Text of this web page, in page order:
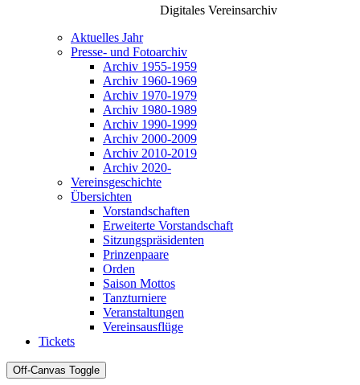
Digitales Vereinsarchiv
Aktuelles Jahr
Presse- und Fotoarchiv
Archiv 1955-1959
Archiv 1960-1969
Archiv 1970-1979
Archiv 1980-1989
Archiv 1990-1999
Archiv 2000-2009
Archiv 2010-2019
Archiv 2020-
Vereinsgeschichte
Übersichten
Vorstandschaften
Erweiterte Vorstandschaft
Sitzungspräsidenten
Prinzenpaare
Orden
Saison Mottos
Tanzturniere
Veranstaltungen
Vereinsausflüge
Tickets
Off-Canvas Toggle